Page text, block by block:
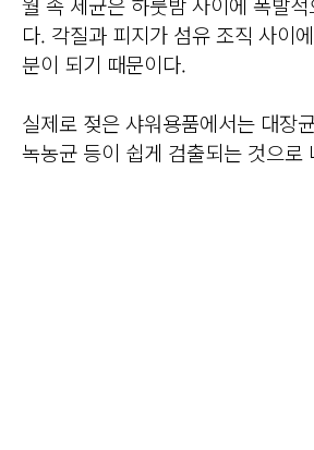
다. 각질과 피지가 섬유 조직 사이
분이 되기 때문이다.
실제로 젖은 샤워용품에서는 대장
녹농균 등이 쉽게 검출되는 것으로